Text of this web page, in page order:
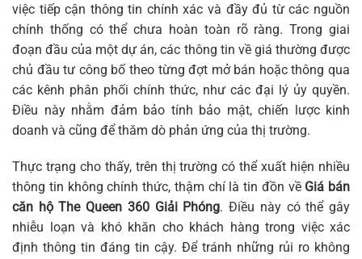
việc tiếp cận thông tin chính xác và đầy đủ từ các nguồn
chính thống có thể chưa hoàn toàn rõ ràng. Trong giai
đoạn đầu của một dự án, các thông tin về giá thường được
chủ đầu tư công bố theo từng đợt mở bán hoặc thông qua
các kênh phân phối chính thức, như các đại lý ủy quyền.
Điều này nhằm đảm bảo tính bảo mật, chiến lược kinh
doanh và cũng để thăm dò phản ứng của thị trường.
Thực trạng cho thấy, trên thị trường có thể xuất hiện nhiều
thông tin không chính thức, thậm chí là tin đồn về Giá bán
căn hộ The Queen 360 Giải Phóng. Điều này có thể gây
nhiễu loạn và khó khăn cho khách hàng trong việc xác
định thông tin đáng tin cậy. Để tránh những rủi ro không